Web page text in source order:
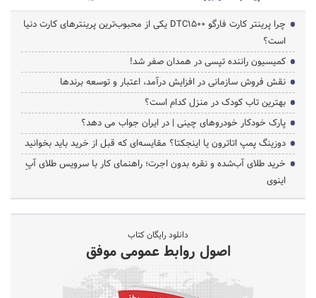
چرا پرینتر کارت فارگو DTC1500 یکی از محبوب‌ترین پرینترهای کارت دنیا
است؟
کمیسیون راننده تپسی در همدان صفر شد!
نقش فروش سازمانی در افزایش درآمد، اعتبار و توسعه برندها
بهترین تاب کودک در منزل کدام است؟
پارک خودکار خودروهای چینی | در ایران جواب می دهد؟
دوزینگ پمپ اتاترون یا اینجکتا؟ مقایسه‌ای که قبل از خرید باید بخوانید
خرید طلای آب‌شده و نقره بدون اجرت؛ راهنمای کار با سرویس طلای آپِ
اینوی
دانلود رایگان کتاب
اصول روابط عمومی موفق